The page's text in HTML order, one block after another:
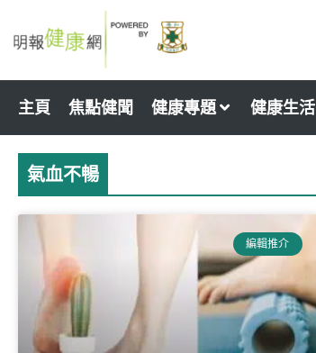
to
主頁 焦點健聞 健康專題 健康生活
氣血不暢
編輯推介